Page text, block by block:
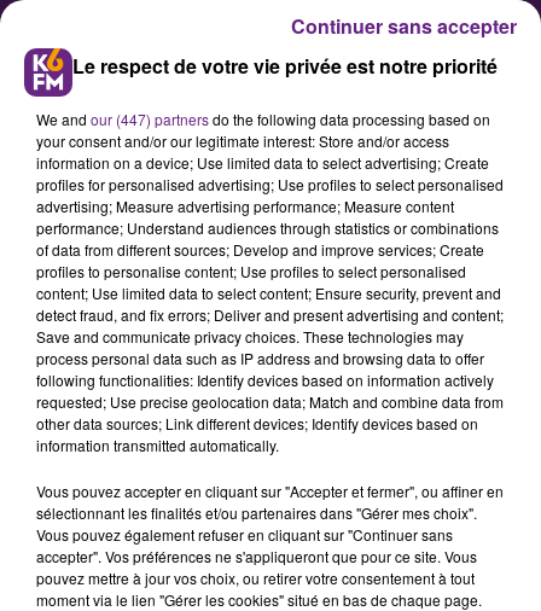
Vélo&Co, le nouveau salon dédié
au vélo
Le respect de votre vie privée est notre priorité
We and our (447) partnersdo the following data processing based on
your consent and/or our legitimate interest: Store and/or access
information on a device; Use limited data to select advertising; Create
profiles for personalised advertising; Use profiles to select personalised
advertising; Measure advertising performance; Measure content
performance; Understand audiences through statistics or combinations
of data from different sources; Develop and improve services; Create
profiles to personalise content; Use profiles to select personalised
content; Use limited data to select content; Ensure security, prevent and
detect fraud, and fix errors; Deliver and present advertising and content;
Save and communicate privacy choices. These technologies may
process personal data such as IP address and browsing data to offer
following functionalities: Identify devices based on information actively
requested; Use precise geolocation data; Match and combine data from
other data sources; Link different devices; Identify devices based on
information transmitted automatically.
Vous pouvez accepter en cliquant sur "Accepter et fermer", ou affiner en
sélectionnant les finalités et/ou partenaires dans "Gérer mes choix".
Vous pouvez également refuser en cliquant sur "Continuer sans
accepter". Vos préférences ne s'appliqueront que pour ce site. Vous
pouvez mettre à jour vos choix, ou retirer votre consentement à tout
moment via le lien "Gérer les cookies" situé en bas de chaque page.
Continuer sans accepter